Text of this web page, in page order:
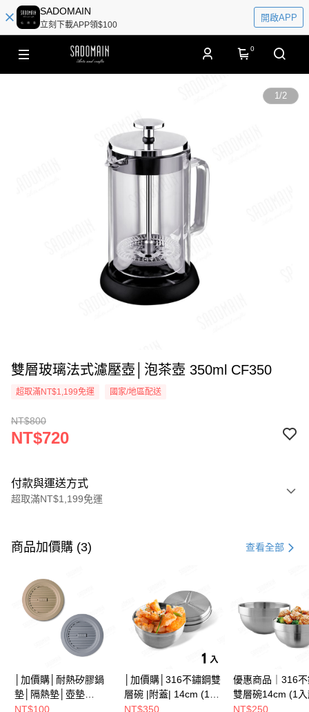
SADOMAIN
立刻下載APP領$100
開啟APP
0
1/2
雙層玻璃法式濾壓壺│泡茶壺 350ml CF350
超取滿NT$1,199免運 國家/地區配送
NT$800
NT$720
付款與運送方式
超取滿NT$1,199免運
信用卡一次付款
Apple Pay
街口支付
Google Pay
全盈+PAY
商品加價購 (3) 查看全部
│加價購│耐熱矽膠鍋
墊│隔熱墊│壺墊
NT$100
│加價購│316不鏽鋼雙
層碗 |附蓋| 14cm (1入
散裝) SG0141
NT$350
優惠商品｜316
雙層碗14cm (1
SG0140
NT$250